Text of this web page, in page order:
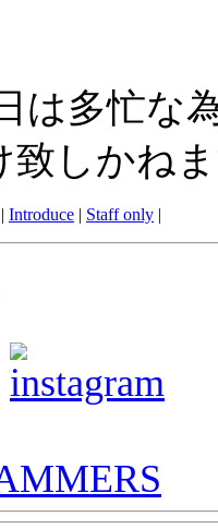
は多忙な
致しかね
| Introduce | Staff only |